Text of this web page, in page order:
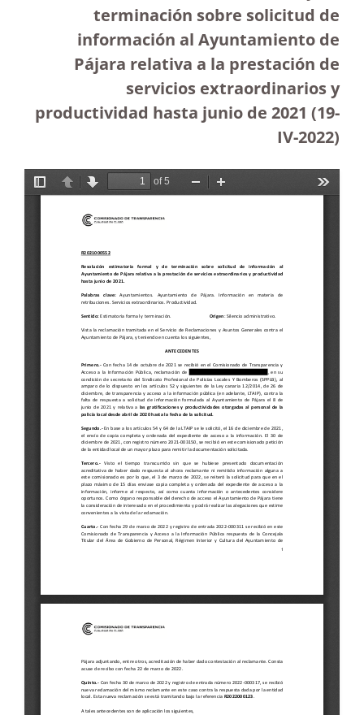
terminación sobre solicitud de
información al Ayuntamiento de
Pájara relativa a la prestación de
servicios extraordinarios y
productividad hasta junio de 2021 (19-
IV-2022)